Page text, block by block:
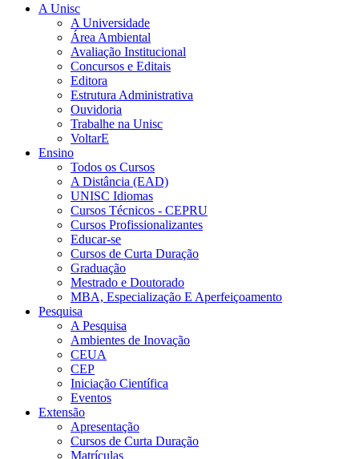
A Unisc
A Universidade
Área Ambiental
Avaliação Institucional
Concursos e Editais
Editora
Estrutura Administrativa
Ouvidoria
Trabalhe na Unisc
VoltarE
Ensino
Todos os Cursos
A Distância (EAD)
UNISC Idiomas
Cursos Técnicos - CEPRU
Cursos Profissionalizantes
Educar-se
Cursos de Curta Duração
Graduação
Mestrado e Doutorado
MBA, Especialização E Aperfeiçoamento
Pesquisa
A Pesquisa
Ambientes de Inovação
CEUA
CEP
Iniciação Científica
Eventos
Extensão
Apresentação
Cursos de Curta Duração
Matrículas